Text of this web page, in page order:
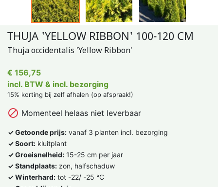
THUJA 'YELLOW RIBBON' 100-120 CM
Thuja occidentalis 'Yellow Ribbon'
€ 156,75
incl. BTW & incl. bezorging
15% korting bij zelf afhalen (op afspraak!)
 Momenteel helaas niet leverbaar
✓ Getoonde prijs: vanaf 3 planten incl. bezorging
✓ Soort: kluitplant
✓ Groeisnelheid: 15-25 cm per jaar
✓ Standplaats: zon, halfschaduw
✓ Winterhard: tot -22/ -25 °C